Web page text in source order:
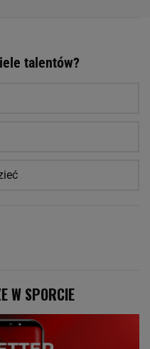
talentów?